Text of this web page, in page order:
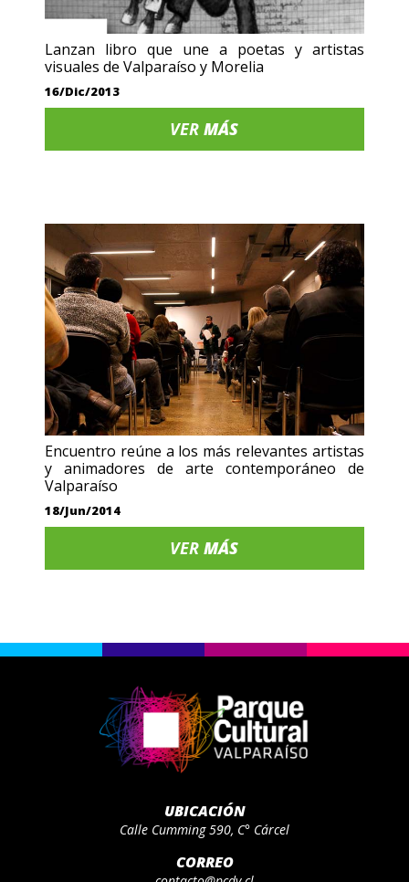
Lanzan libro que une a poetas y artistas
visuales de Valparaíso y Morelia
16/Dic/2013
VERMÁS
Encuentro reúne a los más relevantes artistas
y animadores de arte contemporáneo de
Valparaíso
18/Jun/2014
VERMÁS
UBICACIÓN
Calle Cumming 590, C° Cárcel
CORREO